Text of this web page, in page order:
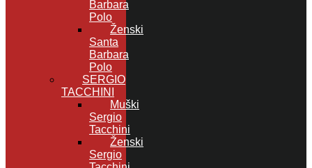
Barbara
Polo
Ženski
Santa
Barbara
Polo
SERGIO
TACCHINI
Muški
Sergio
Tacchini
Ženski
Sergio